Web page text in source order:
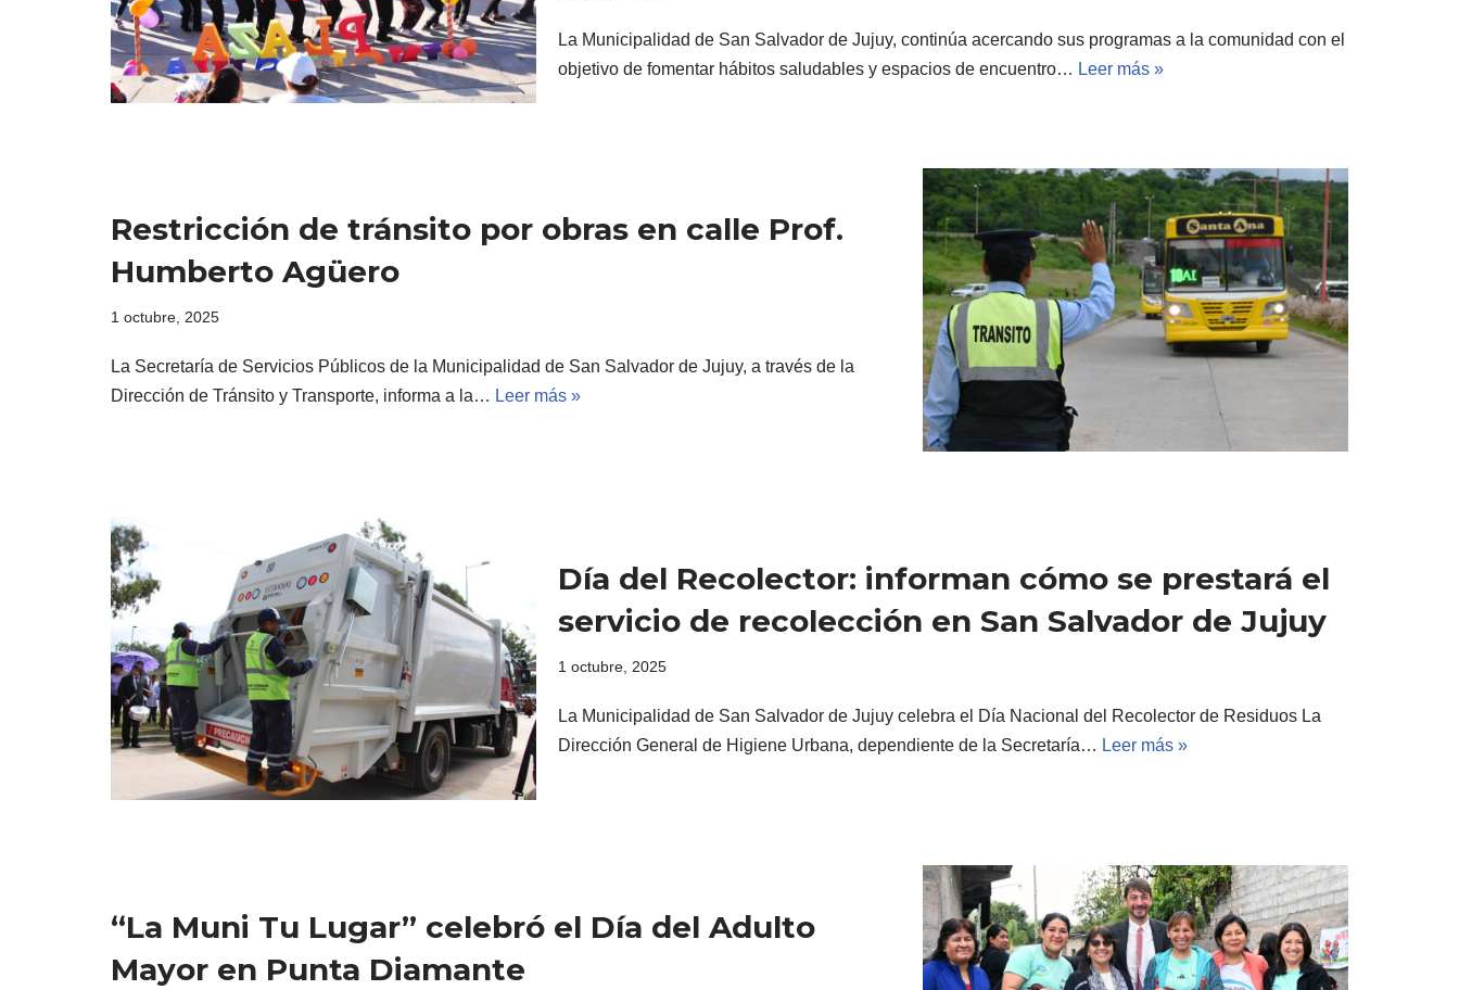
La Municipalidad de San Salvador de Jujuy, continúa acercando sus programas a la comunidad con el
objetivo de fomentar hábitos saludables y espacios de encuentro… Leer más »
Restricción de tránsito por obras en calle Prof.
Humberto Agüero
1 octubre, 2025
La Secretaría de Servicios Públicos de la Municipalidad de San Salvador de Jujuy, a través de la
Dirección de Tránsito y Transporte, informa a la… Leer más »
Día del Recolector: informan cómo se prestará el
servicio de recolección en San Salvador de Jujuy
1 octubre, 2025
La Municipalidad de San Salvador de Jujuy celebra el Día Nacional del Recolector de Residuos La
Dirección General de Higiene Urbana, dependiente de la Secretaría… Leer más »
“La Muni Tu Lugar” celebró el Día del Adulto
Mayor en Punta Diamante